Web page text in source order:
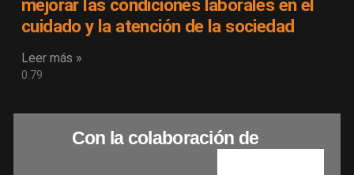
mejorar las condiciones laborales en el
cuidado y la atención de la sociedad
Leer más »
Con la colaboración de